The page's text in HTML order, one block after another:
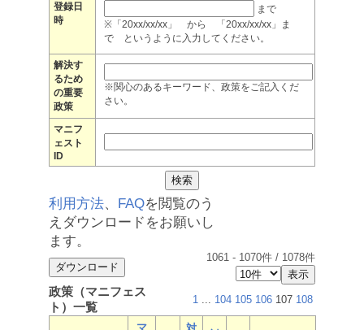
登録日
時
まで
※「20xx/xx/xx」 から 「20xx/xx/xx」ま
で というように入力してください。
解決す
るため
の重要
政策
※関心のあるキーワード、政策をご記入くだ
さい。
マニフ
ェスト
ID
利用方法、 FAQを閲覧のう
えダウンロードをお願いし
ます。
1061 - 1070件 / 1078件
政策（マニフェス
ト）一覧
1 ... 104 105 106 107 108
マ